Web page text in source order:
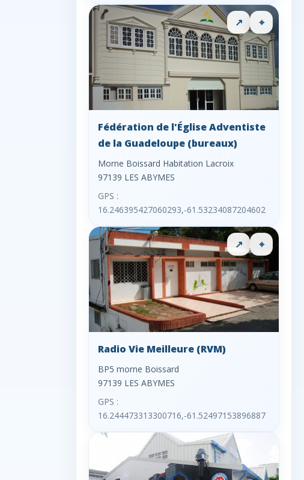
↗ ⌖
Fédération de l'Église Adventiste
de la Guadeloupe (bureaux)
Morne Boissard Habitation Lacroix
97139 LES ABYMES
GPS :
16.246395427060293,-61.53234087204602
↗ ⌖
Radio Vie Meilleure (RVM)
BP5 morne Boissard
97139 LES ABYMES
GPS :
16.244473313300716,-61.52497153896887